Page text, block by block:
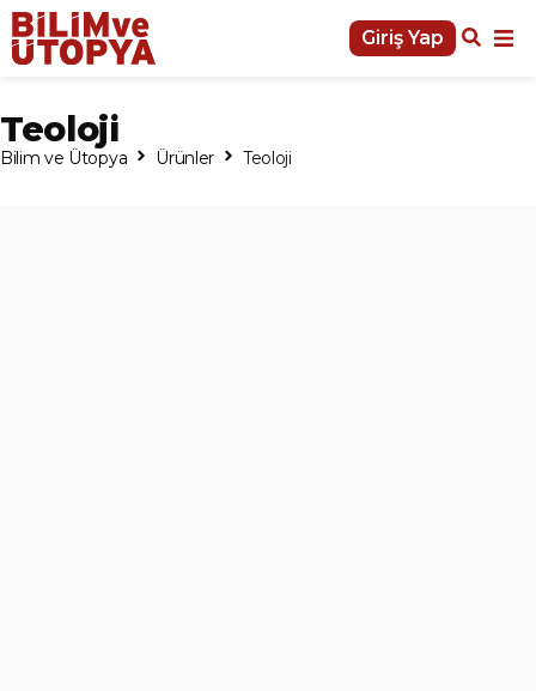
Giriş Yap
Teoloji
Bilim ve Ütopya Ürünler Teoloji